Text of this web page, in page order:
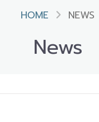
HOME NEWS
News